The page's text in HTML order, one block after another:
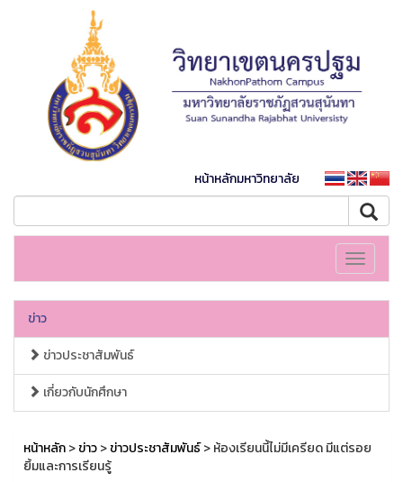
หน้าหลักมหาวิทยาลัย
Toggle
ข่าว
ข่าวประชาสัมพันธ์
เกี่ยวกับนักศึกษา
หน้าหลัก>ข่าว>ข่าวประชาสัมพันธ์> ห้องเรียนนี้ไม่มีเครียด มีแต่รอย
ยิ้มและการเรียนรู้